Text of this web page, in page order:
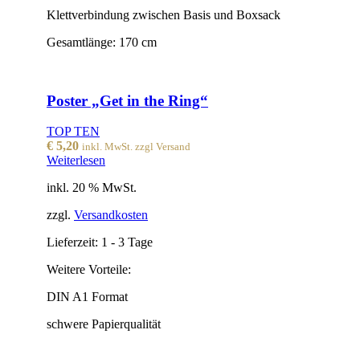
Klettverbindung zwischen Basis und Boxsack
Gesamtlänge: 170 cm
Poster „Get in the Ring“
TOP TEN
€ 5,20 inkl. MwSt. zzgl Versand
Weiterlesen
inkl. 20 % MwSt.
zzgl. Versandkosten
Lieferzeit: 1 - 3 Tage
Weitere Vorteile:
DIN A1 Format
schwere Papierqualität